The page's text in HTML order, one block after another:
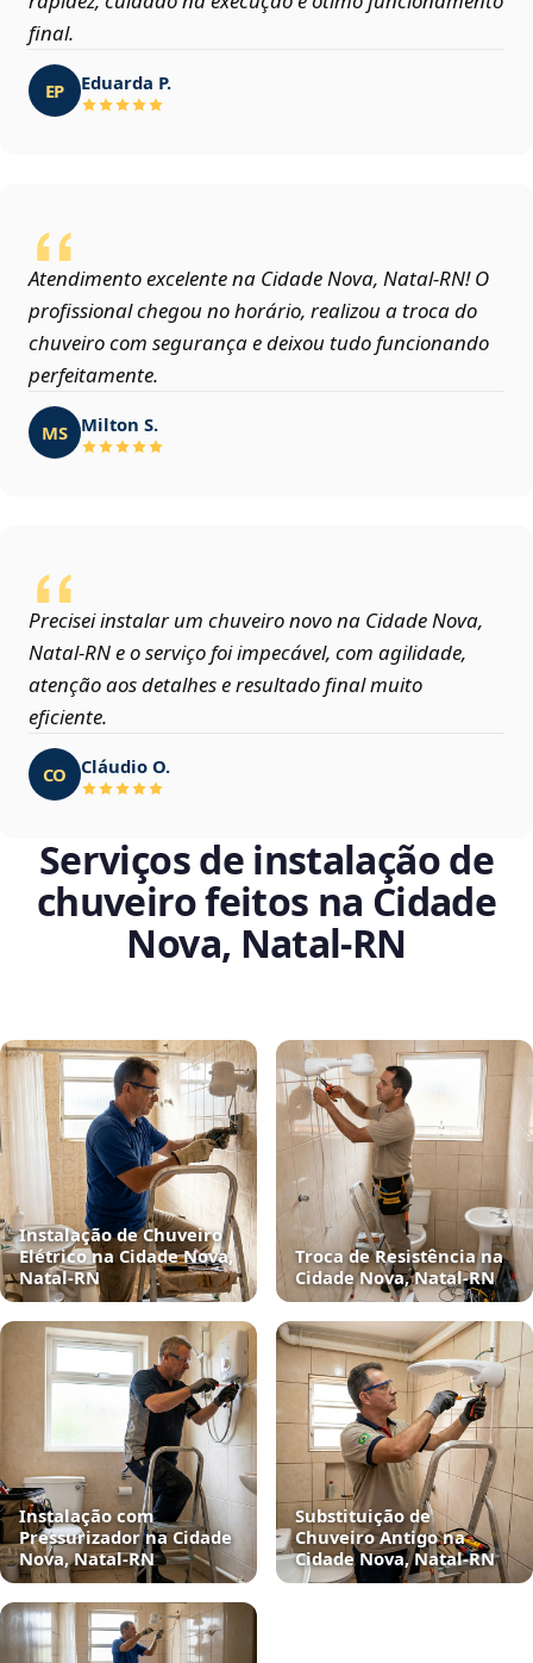
final.
EP Eduarda P.
Atendimento excelente na Cidade Nova, Natal‑RN! O
profissional chegou no horário, realizou a troca do
chuveiro com segurança e deixou tudo funcionando
perfeitamente.
MS Milton S.
Precisei instalar um chuveiro novo na Cidade Nova,
Natal‑RN e o serviço foi impecável, com agilidade,
atenção aos detalhes e resultado final muito
eficiente.
CO Cláudio O.
Serviços de instalação de
chuveiro feitos na Cidade
Nova, Natal‑RN
Instalação de Chuveiro
Elétrico na Cidade Nova,
Natal‑RN
Troca de Resistência na
Cidade Nova, Natal‑RN
Instalação com
Pressurizador na Cidade
Nova, Natal‑RN
Substituição de
Chuveiro Antigo na
Cidade Nova, Natal‑RN